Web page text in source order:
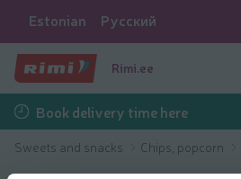
Estonian Русский
Rimi.ee
Book delivery time here
Sweets and snacks Chips, popcorn